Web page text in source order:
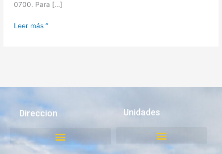
0700. Para […]
Leer más ”
Direccion Unidades